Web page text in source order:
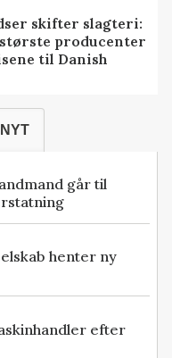
skifter slagteri:
producenter
til Danish
går til
henter ny
efter